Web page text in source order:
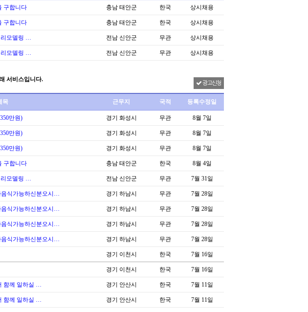
구합니다 충남 태안군 한국 상시채용
구합니다 충남 태안군 한국 상시채용
리모델링 … 전남 신안군 무관 상시채용
리모델링 … 전남 신안군 무관 상시채용
서비스입니다.
광고신청
목 근무지 국적 등록수정일
만원) 경기 화성시 무관 8월 7일
만원) 경기 화성시 무관 8월 7일
만원) 경기 화성시 무관 8월 7일
구합니다 충남 태안군 한국 8월 4일
리모델링 … 전남 신안군 무관 7월 31일
음식가능하신분오시… 경기 하남시 무관 7월 28일
음식가능하신분오시… 경기 하남시 무관 7월 28일
음식가능하신분오시… 경기 하남시 무관 7월 28일
음식가능하신분오시… 경기 하남시 무관 7월 28일
경기 이천시 한국 7월 16일
경기 이천시 한국 7월 16일
함께 일하실 … 경기 안산시 한국 7월 11일
함께 일하실 … 경기 안산시 한국 7월 11일